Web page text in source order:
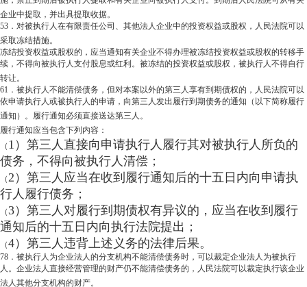
企业中提取，并出具提取收据。
53．对被执行人在有限责任公司、其他法人企业中的投资权益或股权，人民法院可以
采取冻结措施。
冻结投资权益或股权的，应当通知有关企业不得办理被冻结投资权益或股权的转移手
续，不得向被执行人支付股息或红利。被冻结的投资权益或股权，被执行人不得自行
转让。
61．被执行人不能清偿债务，但对本案以外的第三人享有到期债权的，人民法院可以
依申请执行人或被执行人的申请，向第三人发出履行到期债务的通知（以下简称履行
通知）。履行通知必须直接送达第三人。
履行通知应当包含下列内容：
（ 1）第三人直接向申请执行人履行其对被执行人所负的
债务，不得向被执行人清偿；
（2）第三人应当在收到履行通知后的十五日内向申请执
行人履行债务；
（3）第三人对履行到期债权有异议的，应当在收到履行
通知后的十五日内向执行法院提出；
（4）第三人违背上述义务的法律后果。
78．被执行人为企业法人的分支机构不能清偿债务时，可以裁定企业法人为被执行
人。企业法人直接经营管理的财产仍不能清偿债务的，人民法院可以裁定执行该企业
法人其他分支机构的财产。